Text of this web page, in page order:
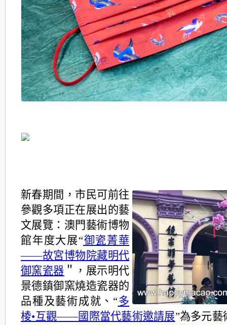
新春期間，市民可前往
參觀多項正在展出的藝
文展覽：澳門藝術博物
館年度大展“御瓷菁華
——故宮博物院藏明代
御窯瓷器 ＂，展示明代
景德鎮御窯燒造瓷器的
品種及藝術成就、“多
棱•互觀——國際當代藝術邀請展”為多元藝